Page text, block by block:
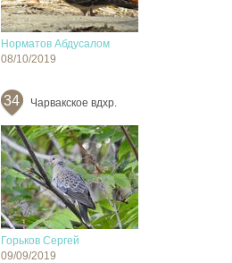
Норматов Абдусалом
08/10/2019
34 Чарвакское вдхр.
Горьков Сергей
09/09/2019